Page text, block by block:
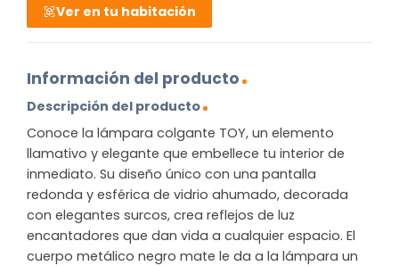
Ver en tu habitación
Información del producto
Descripción del producto
Conoce la lámpara colgante TOY, un elemento
llamativo y elegante que embellece tu interior de
inmediato. Su diseño único con una pantalla
redonda y esférica de vidrio ahumado, decorada
con elegantes surcos, crea reflejos de luz
encantadores que dan vida a cualquier espacio. El
cuerpo metálico negro mate le da a la lámpara un